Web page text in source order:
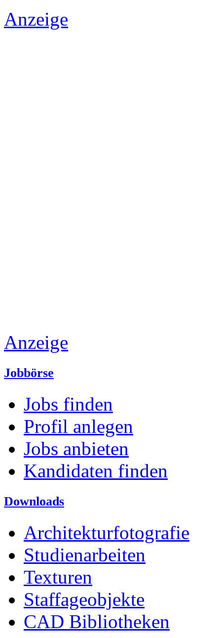
Anzeige
Anzeige
Jobbörse
Jobs finden
Profil anlegen
Jobs anbieten
Kandidaten finden
Downloads
Architekturfotografie
Studienarbeiten
Texturen
Staffageobjekte
CAD Bibliotheken